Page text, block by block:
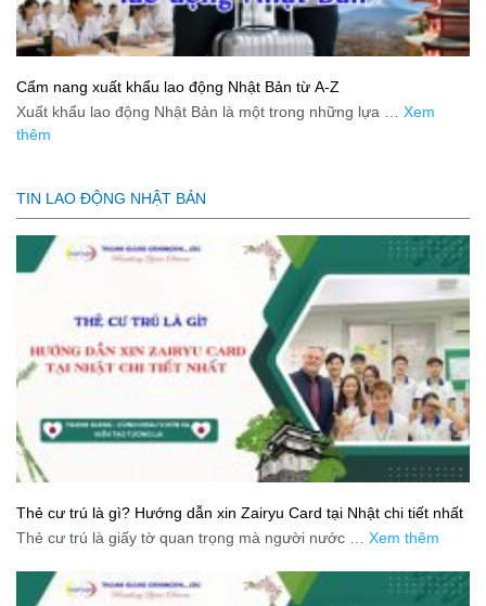
Cẩm nang xuất khẩu lao động Nhật Bản từ A-Z
Xuất khẩu lao động Nhật Bản là một trong những lựa … Xem
thêm
TIN LAO ĐỘNG NHẬT BẢN
Thẻ cư trú là gì? Hướng dẫn xin Zairyu Card tại Nhật chi tiết nhất
Thẻ cư trú là giấy tờ quan trọng mà người nước … Xem thêm